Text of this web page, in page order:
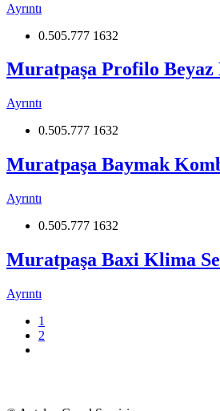
Ayrıntı
0.505.777 1632
Muratpaşa Profilo Beyaz
Ayrıntı
0.505.777 1632
Muratpaşa Baymak
Ayrıntı
0.505.777 1632
Muratpaşa Baxi Klima
Ayrıntı
1
2